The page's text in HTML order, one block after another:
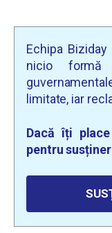
Echipa
nicio
limitate, iar
Dacă îți
pentru